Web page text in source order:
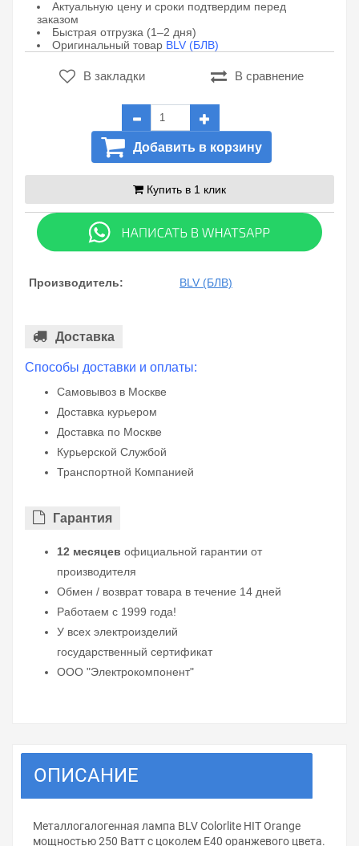
Актуальную цену и сроки подтвердим перед
заказом
Быстрая отгрузка (1–2 дня)
Оригинальный товар BLV (БЛВ)
В закладки В сравнение
Добавить в корзину
Купить в 1 клик
Производитель: BLV (БЛВ)
Доставка
Способы доставки и оплаты:
Самовывоз в Москве
Доставка курьером
Доставка по Москве
Курьерской Службой
Транспортной Компанией
Гарантия
12 месяцев официальной гарантии от
производителя
Обмен / возврат товара в течение 14 дней
Работаем с 1999 года!
У всех электроизделий
государственный сертификат
ООО "Электрокомпонент"
ОПИСАНИЕ
Металлогалогенная лампа BLV Colorlite HIT Orange
мощностью 250 Ватт с цоколем Е40 оранжевого цвета.